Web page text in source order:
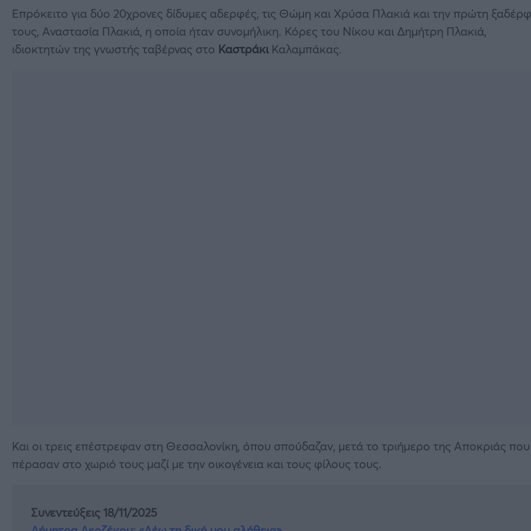
Επρόκειτο για δύο 20χρονες δίδυμες αδερφές, τις Θώμη και Χρύσα Πλακιά και την πρώτη
τους, Αναστασία Πλακιά, η οποία ήταν συνομήλικη. Κόρες του Νίκου και Δημήτρη Πλακιά,
ιδιοκτητών της γνωστής ταβέρνας στο ΚαστράκιΚαλαμπάκας.
Και οι τρεις επέστρεφαν στη Θεσσαλονίκη, όπου σπούδαζαν, μετά το τριήμερο της Αποκριάς που
πέρασαν στο χωριό τους μαζί με την οικογένεια και τους φίλους τους.
Συνεντεύξεις 18/11/2025